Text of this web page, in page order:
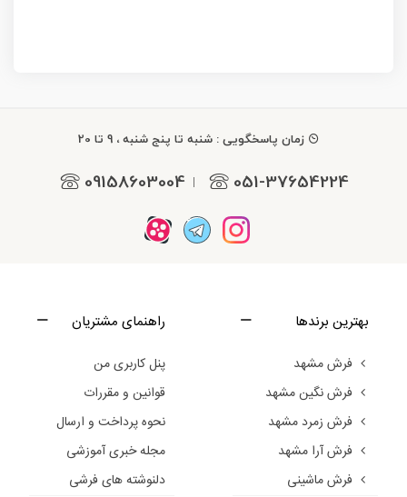
زمان پاسخگویی : شنبه تا پنج شنبه ، 9 تا 20
051-37654224
|
09158603004
بهترین برندها
فرش مشهد
فرش نگین مشهد
فرش زمرد مشهد
فرش آرا مشهد
فرش ماشینی
راهنمای مشتریان
پنل کاربری من
قوانین و مقررات
نحوه پرداخت و ارسال
مجله خبری آموزشی
دلنوشته های فرشی